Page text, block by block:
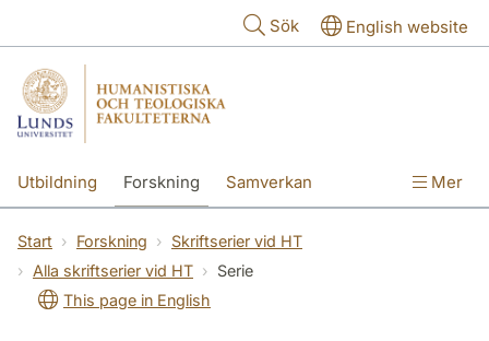
Sök English website
Utbildning Forskning Samverkan Mer
Start Forskning
Skriftserier vid HT
Alla skriftserier vid HT
Serie
This page in English